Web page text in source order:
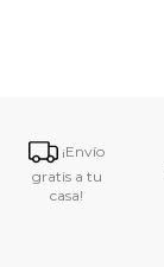
¡Envío
gratis a tu
casa!